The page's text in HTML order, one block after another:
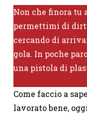
Non che finora tu
permettimi di dirti
cercando di
gola. In poche
una pistola di
Come faccio a
lavorato bene,